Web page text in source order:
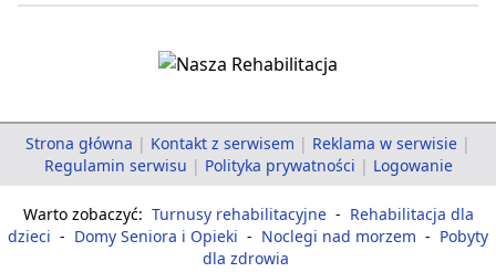
Strona główna | Kontakt z serwisem | Reklama w serwisie |
Regulamin serwisu | Polityka prywatności | Logowanie
Warto zobaczyć: Turnusy rehabilitacyjne - Rehabilitacja dla
dzieci - Domy Seniora i Opieki - Noclegi nad morzem - Pobyty
dla zdrowia